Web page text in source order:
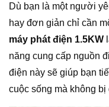
Dù bạn là một người
hay đơn giản chỉ cần
máy phát điện 1.5KW
năng cung cấp nguồn
điện này sẽ giúp bạn
cuộc sống mà không